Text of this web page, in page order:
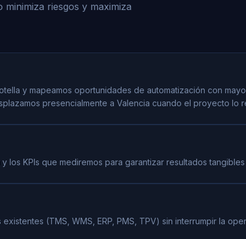
riesgos y maximiza
y mapeamos oportunidades de automatización con
presencialmente a Valencia cuando el proyecto lo
los KPIs que mediremos para garantizar resultados
(TMS, WMS, ERP, PMS, TPV) sin interrumpir la